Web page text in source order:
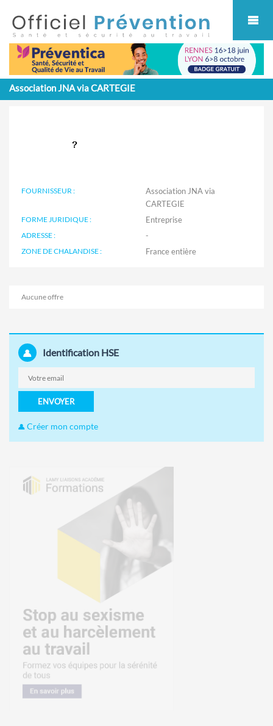
Association JNA via CARTEGIE
FOURNISSEUR :
Association JNA via
CARTEGIE
FORME JURIDIQUE : Entreprise
ADRESSE : -
ZONE DE CHALANDISE :
Aucune offre
Identification HSE
ENVOYER
Créer mon compte